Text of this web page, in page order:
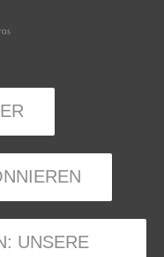
UNSERE